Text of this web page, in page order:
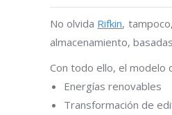
No olvida Rifkin,
almacenamiento,
Con todo ello, el modelo
Energías renovables
Transformación de